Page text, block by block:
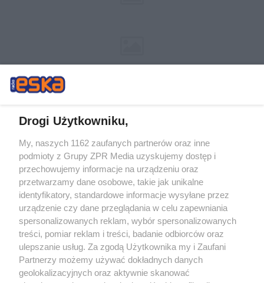
Żaden utwór zamieszczony w serwisie nie może być powielany i
rozpowszechniany lub dalej rozpowszechniany w jakikolwiek sposób (w
tym także elektroniczny lub mechaniczny) na jakimkolwiek polu
eksploatacji w jakiejkolwiek formie, włącznie z umieszczaniem w Internecie
bez pisemnej zgody właściciela praw. Jakiekolwiek użycie lub
wykorzystanie utworów w całości lub w części z naruszeniem prawa, tzn.
bez właściwej zgody, jest zabronione pod groźbą kary i może być ścigane
prawnie.
Drogi Użytkowniku,
My, naszych 1162 zaufanych partnerów oraz inne
podmioty z Grupy ZPR Media uzyskujemy dostęp i
przechowujemy informacje na urządzeniu oraz
przetwarzamy dane osobowe, takie jak unikalne
identyfikatory, standardowe informacje wysyłane przez
urządzenie czy dane przeglądania w celu zapewniania
spersonalizowanych reklam, wybór spersonalizowanych
treści, pomiar reklam i treści, badanie odbiorców oraz
ulepszanie usług. Za zgodą Użytkownika my i Zaufani
Partnerzy możemy używać dokładnych danych
geolokalizacyjnych oraz aktywnie skanować